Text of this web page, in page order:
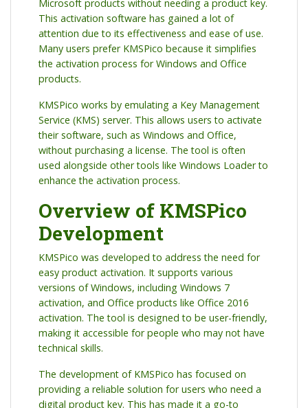
Microsoft products without needing a product key.
This activation software has gained a lot of
attention due to its effectiveness and ease of use.
Many users prefer KMSPico because it simplifies
the activation process for Windows and Office
products.
KMSPico works by emulating a Key Management
Service (KMS) server. This allows users to activate
their software, such as Windows and Office,
without purchasing a license. The tool is often
used alongside other tools like Windows Loader to
enhance the activation process.
Overview of KMSPico
Development
KMSPico was developed to address the need for
easy product activation. It supports various
versions of Windows, including Windows 7
activation, and Office products like Office 2016
activation. The tool is designed to be user-friendly,
making it accessible for people who may not have
technical skills.
The development of KMSPico has focused on
providing a reliable solution for users who need a
digital product key. This has made it a go-to